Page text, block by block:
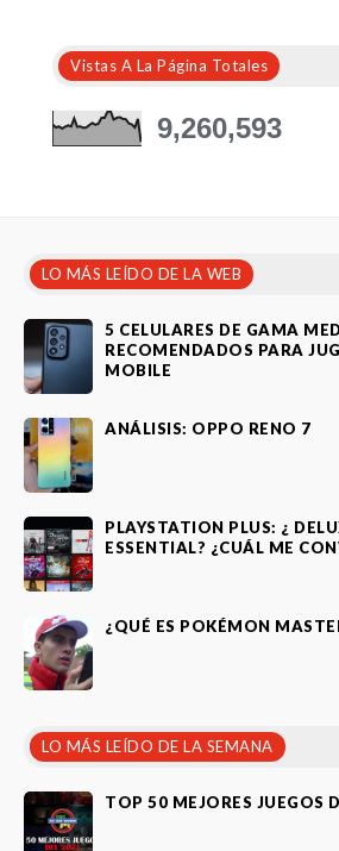
Vistas A La Página Totales
9,260,593
LO MÁS LEÍDO DE LA WEB
5 CELULARES DE GAMA
RECOMENDADOS PARA
MOBILE
ANÁLISIS: OPPO RENO 7
PLAYSTATION PLUS: ¿
ESSENTIAL? ¿CUÁL ME
¿QUÉ ES POKÉMON
LO MÁS LEÍDO DE LA SEMANA
TOP 50 MEJORES JUEGOS